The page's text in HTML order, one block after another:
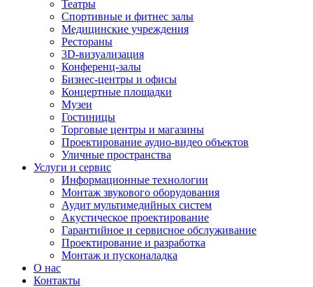
Театры
Спортивные и фитнес залы
Медицинские учреждения
Рестораны
3D-визуализация
Конференц-залы
Бизнес-центры и офисы
Концертные площадки
Музеи
Гостиницы
Торговые центры и магазины
Проектирование аудио-видео объектов
Уличные пространства
Услуги и сервис
Информационные технологии
Монтаж звукового оборудования
Аудит мультимедийных систем
Акустическое проектирование
Гарантийное и сервисное обслуживание
Проектирование и разработка
Монтаж и пусконаладка
О нас
Контакты